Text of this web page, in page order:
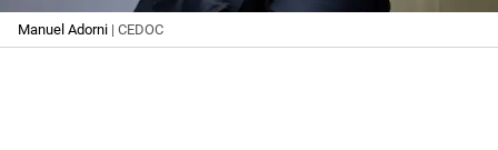
Manuel Adorni | CEDOC